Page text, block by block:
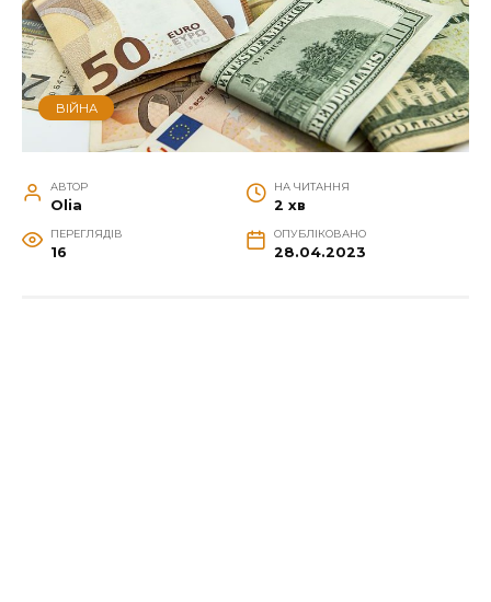
ВІЙНА
АВТОР
Olia
НА ЧИТАННЯ
2 хв
ПЕРЕГЛЯДІВ
16
ОПУБЛІКОВАНО
28.04.2023